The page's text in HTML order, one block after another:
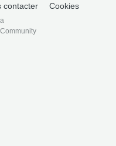
contacter Cookies